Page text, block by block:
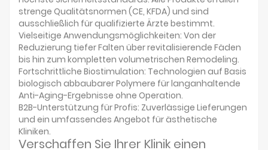
strenge Qualitätsnormen (CE, KFDA) und sind
ausschließlich fürqualifizierte Ärzte bestimmt.
Vielseitige Anwendungsmöglichkeiten: Von der
Reduzierung tiefer Falten überrevitalisierende Fäden
bis hin zum kompletten volumetrischen Remodeling.
Fortschrittliche Biostimulation: Technologien auf Basis
biologisch abbaubarer Polymere fürlanganhaltende
Anti-Aging-Ergebnisse ohne Operation.
B2B-Unterstützung für Profis: Zuverlässige Lieferungen
und ein umfassendes Angebot für ästhetische
Kliniken.
Verschaffen Sie Ihrer Klinik einen